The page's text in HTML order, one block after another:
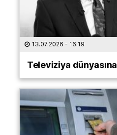
13.07.2026 - 16:19
Televiziya dünyasına